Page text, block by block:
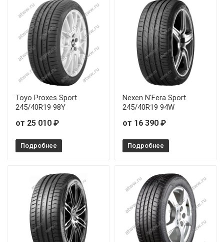
Toyo Proxes Sport
245/40R19 98Y
от 25 010 ₽
Подробнее
Nexen N'Fera Sport
245/40R19 94W
от 16 390 ₽
Подробнее